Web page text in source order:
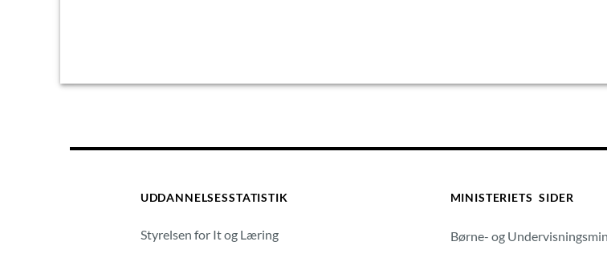
UDDANNELSESSTATISTIK
Styrelsen for It og Læring
MINISTERIETS SIDER
Børne- og